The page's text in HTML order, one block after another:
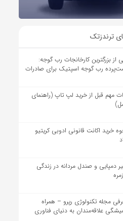
ترندزتک
از بزرگترین کارخانجات رب گوجه:
رب گوجه اسپتیک برای صادرات
مهم قبل از خرید لپ تاپ (راهنمای
خرید اکانت قانونی ادوبی کریتیو
دمپایی و صندل مردانه در زندگی
مجله تکنولوژی رپرو – همراه
علاقه‌مندان به دنیای فناوری